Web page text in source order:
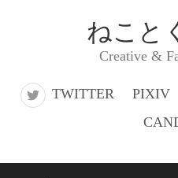
ス
ねこと
Creative &
TWITTER PIXIV